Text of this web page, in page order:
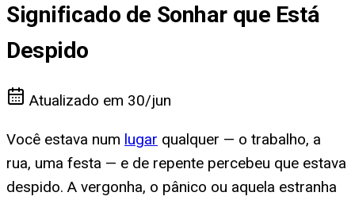
Significado de Sonhar que Está
Despido
Atualizado em 30/jun
Você estava num lugar qualquer — o trabalho, a
rua, uma festa — e de repente percebeu que estava
despido. A vergonha, o pânico ou aquela estranha